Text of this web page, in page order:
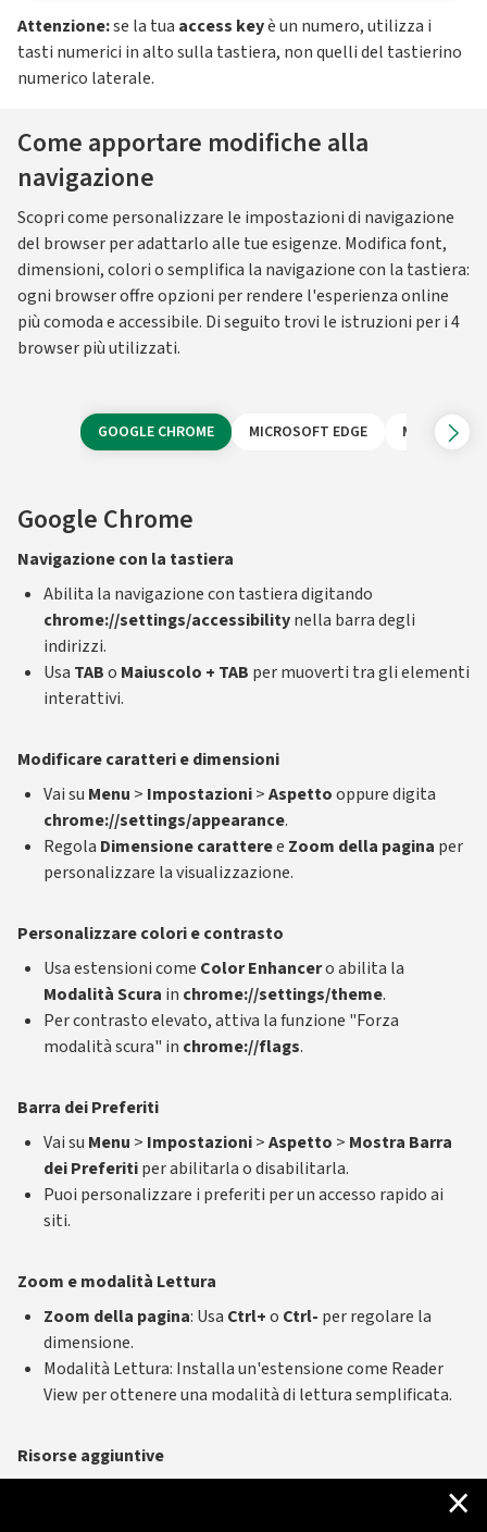
×
Attenzione:se la tua access keyè un numero, utilizza i
tasti numerici in alto sulla tastiera, non quelli del tastierino
numerico laterale.
Come apportare modifiche alla
navigazione
Scopri come personalizzare le impostazioni di navigazione
del browser per adattarlo alle tue esigenze. Modifica font,
dimensioni, colori o semplifica la navigazione con la tastiera:
ogni browser offre opzioni per rendere l'esperienza online
più comoda e accessibile. Di seguito trovi le istruzioni per i 4
browser più utilizzati.
GOOGLE CHROME MICROSOFT EDGE MOZILLA
Google Chrome
Navigazione con la tastiera
Abilita la navigazione con tastiera digitando
chrome://settings/accessibilitynella barra degli
indirizzi.
Usa TABo Maiuscolo + TAB per muoverti tra gli elementi
interattivi.
Modificare caratteri e dimensioni
Vai su Menu > Impostazioni>Aspettooppure digita
chrome://settings/appearance.
Regola Dimensione caratteree Zoom della pagina per
personalizzare la visualizzazione.
Personalizzare colori e contrasto
Usa estensioni come Color Enhancero abilita la
Modalità Scura in chrome://settings/theme.
Per contrasto elevato, attiva la funzione "Forza
modalità scura" in chrome://flags.
Barra dei Preferiti
Vai su Menu > Impostazioni>Aspetto > Mostra Barra
dei Preferitiper abilitarla o disabilitarla.
Puoi personalizzare i preferiti per un accesso rapido ai
siti.
Zoom e modalità Lettura
Zoom della pagina: Usa Ctrl+o Ctrl- per regolare la
dimensione.
Modalità Lettura: Installa un'estensione come Reader
View per ottenere una modalità di lettura semplificata.
Risorse aggiuntive